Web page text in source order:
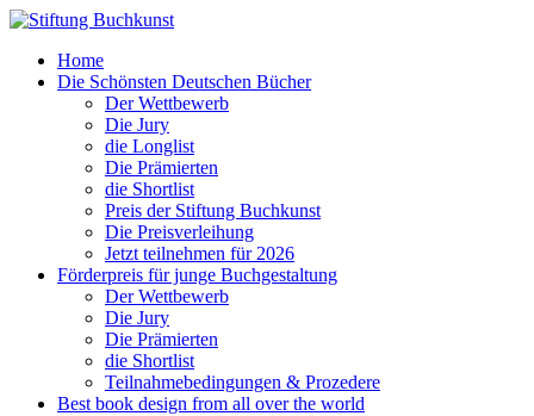
Home
Die Schönsten Deutschen Bücher
Der Wettbewerb
Die Jury
die Longlist
Die Prämierten
die Shortlist
Preis der Stiftung Buchkunst
Die Preisverleihung
Jetzt teilnehmen für 2026
Förderpreis für junge Buchgestaltung
Der Wettbewerb
Die Jury
Die Prämierten
die Shortlist
Teilnahmebedingungen & Prozedere
Best book design from all over the world